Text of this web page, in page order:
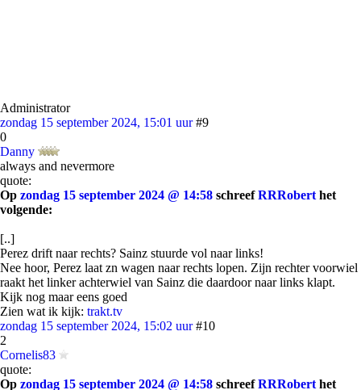
Administrator
zondag 15 september 2024, 15:01 uur #9
0
Danny
always and nevermore
quote:
Op zondag 15 september 2024 @ 14:58 schreefRRRobert het
volgende:
[..]
Perez drift naar rechts? Sainz stuurde vol naar links!
Nee hoor, Perez laat zn wagen naar rechts lopen. Zijn rechter voorwiel
raakt het linker achterwiel van Sainz die daardoor naar links klapt.
Kijk nog maar eens goed
Zien wat ik kijk: trakt.tv
zondag 15 september 2024, 15:02 uur #10
2
Cornelis83
quote:
Op zondag 15 september 2024 @ 14:58 schreefRRRobert het